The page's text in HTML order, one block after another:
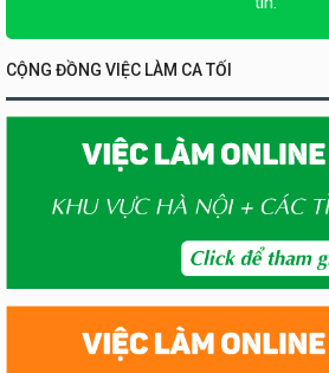
CỘNG ĐỒNG VIỆC LÀM CA TỐI